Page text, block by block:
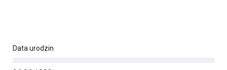
Data urodzin